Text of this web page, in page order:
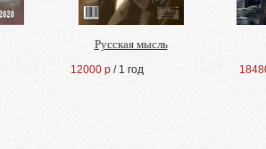
Русская мысль
12000 р / 1 год